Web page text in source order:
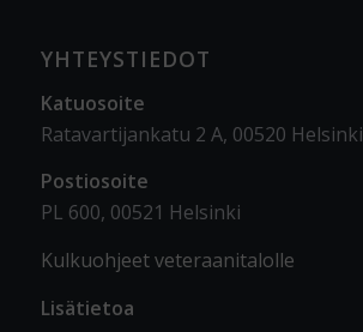
YHTEYSTIEDOT
Katuosoite
Ratavartijankatu 2 A, 00520 Helsinki
Postiosoite
PL 600, 00521 Helsinki
Kulkuohjeet veteraanitalolle
Lisätietoa